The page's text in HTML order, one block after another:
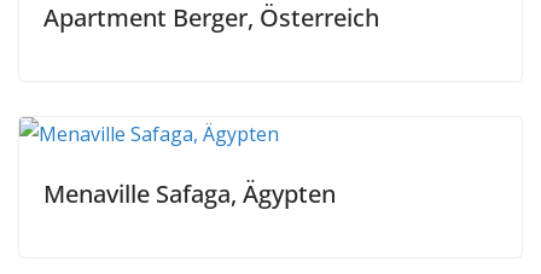
Apartment Berger, Österreich
Menaville Safaga, Ägypten